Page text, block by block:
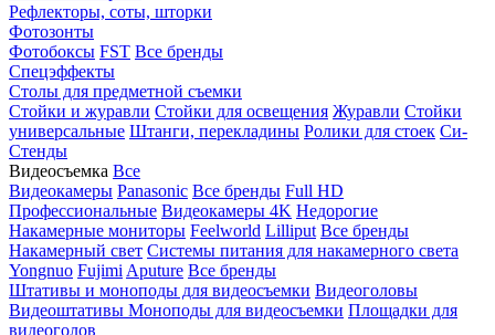
Рефлекторы, соты, шторки
Фотозонты
Фотобоксы FST Все бренды
Спецэффекты
Столы для предметной съемки
Стойки и журавли Стойки для освещения Журавли Стойки
универсальные Штанги, перекладины Ролики для стоек Си-
Стенды
Видеосъемка Все
Видеокамеры Panasonic Все бренды Full HD
Профессиональные Видеокамеры 4K Недорогие
Накамерные мониторы Feelworld Lilliput Все бренды
Накамерный свет Системы питания для накамерного света
Yongnuo Fujimi Aputure Все бренды
Штативы и моноподы для видеосъемки Видеоголовы
Видеоштативы Моноподы для видеосъемки Площадки для
видеоголов